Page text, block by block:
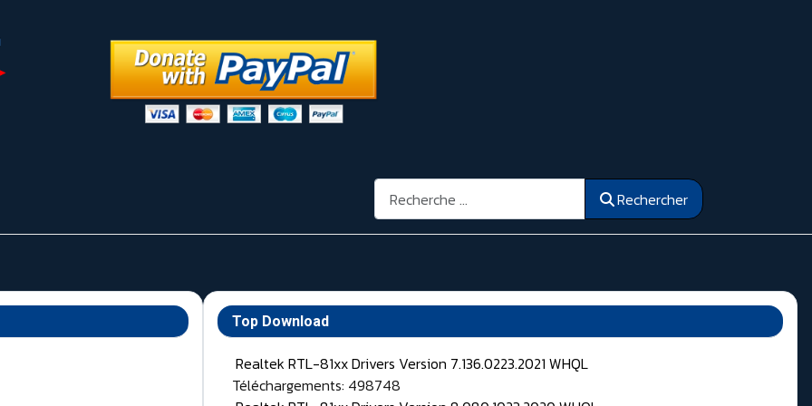
Rechercher Rechercher
Top Download
Realtek RTL-81xx Drivers Version 7.136.0223.2021 WHQL
Téléchargements: 498748